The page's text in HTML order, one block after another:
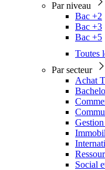
Par niveau
Bac +2
Bac +3
Bac +5
Toutes
Par secteur
Achat
Social